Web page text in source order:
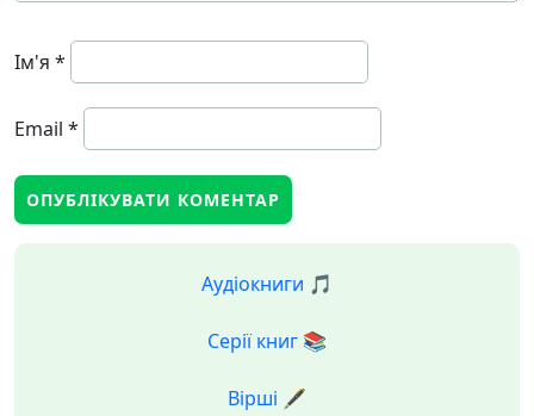
Ім'я *
Email *
Аудіокниги 🎵
Серії книг 📚
Вірші 🖋️